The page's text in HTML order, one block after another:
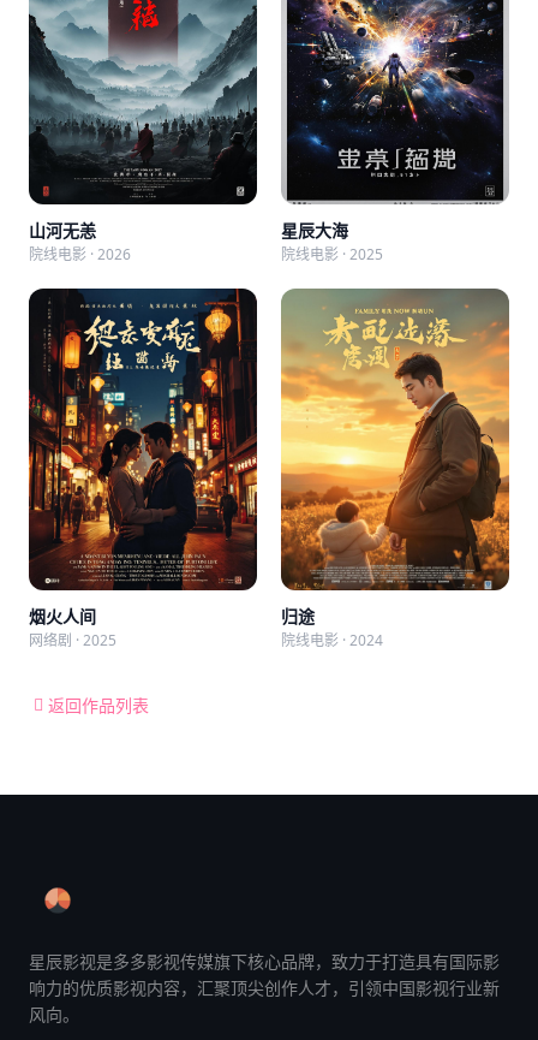
山河无恙
院线电影 · 2026
星辰大海
院线电影 · 2025
烟火人间
网络剧 · 2025
归途
院线电影 · 2024
返回作品列表
星辰影视是多多影视传媒旗下核心品牌，致力于打造具有国际影
响力的优质影视内容，汇聚顶尖创作人才，引领中国影视行业新
风向。